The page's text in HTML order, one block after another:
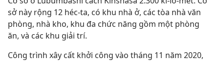
sở này rộng 12 héc-ta, có khu nhà ở, các tòa nhà văn
phòng, nhà kho, khu đa chức năng gồm một phòng
ăn, và các khu giải trí.
Công trình xây cất khởi công vào tháng 11 năm 2020,